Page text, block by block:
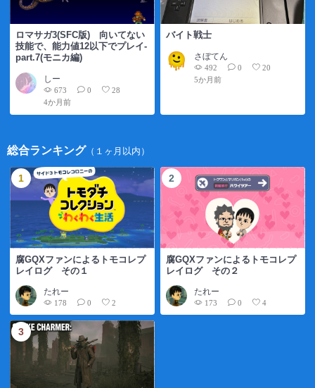
ロマサガ3(SFC版) 向いてない
技能で、能力値12以下でプレイ-
part.7(モニカ編)
しー
673 0
28
4か月前
バイト戦士
さぼてん
492 0
20
5か月前
総合ランキング （１ヶ月以内）
腐GQXファンによるトモコレプ
レイログ その１
たれー
178 0 2
腐GQXファンによるトモコレプ
レイログ その２
たれー
173 0 4